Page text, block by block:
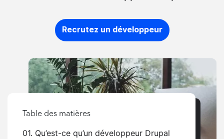
Recrutez un développeur
Table des matières
01. Qu’est-ce qu’un développeur Drupal